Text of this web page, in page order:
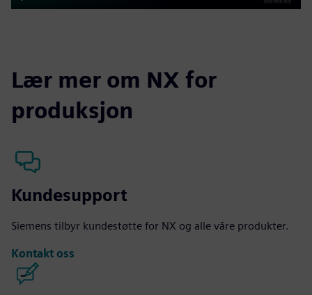
Play Mute Settings
PIP
Enter
Lær mer om NX for
produksjon
Kundesupport
Siemens tilbyr kundestøtte for NX og alle våre produkter.
Kontakt oss